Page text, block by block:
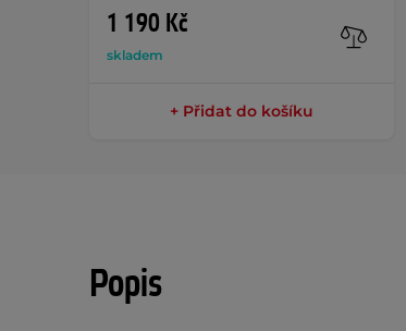
1 190 Kč
skladem
+ Přidat do košíku
Popis